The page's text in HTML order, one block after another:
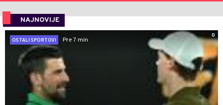
NAJNOVIJE
0
OSTALI SPORTOVI
Pre 7 min